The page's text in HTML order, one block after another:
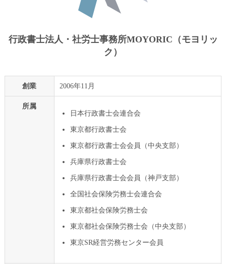
行政書士法人・社労士事務所MOYORIC（モヨリッ
ク）
創業 2006年11月
所属
日本行政書士会連合会
東京都行政書士会
東京都行政書士会会員（中央支部）
兵庫県行政書士会
兵庫県行政書士会会員（神戸支部）
全国社会保険労務士会連合会
東京都社会保険労務士会
東京都社会保険労務士会（中央支部）
東京SR経営労務センター会員